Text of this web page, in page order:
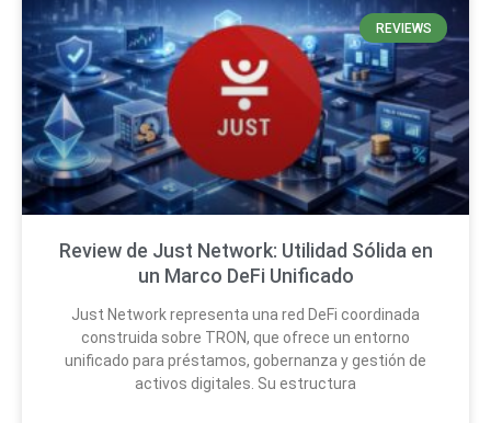
REVIEWS
Review de Just Network: Utilidad Sólida en
un Marco DeFi Unificado
Just Network representa una red DeFi coordinada
construida sobre TRON, que ofrece un entorno
unificado para préstamos, gobernanza y gestión de
activos digitales. Su estructura